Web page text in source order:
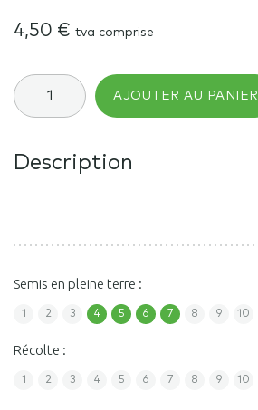
4,50 € tva comprise
quantité
de
Phacélie
AJOUTER AU PANIER
Description
Semis en pleine terre :
1 2 3 4 5 6 7 8 9 10
Récolte :
1 2 3 4 5 6 7 8 9 10